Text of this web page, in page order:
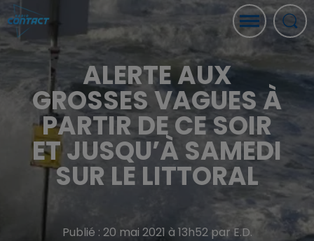
ALERTE AUX
GROSSES VAGUES À
PARTIR DE CE SOIR
ET JUSQU’À SAMEDI
SUR LE LITTORAL
Publié : 20 mai 2021 à 13h52 par E.D.